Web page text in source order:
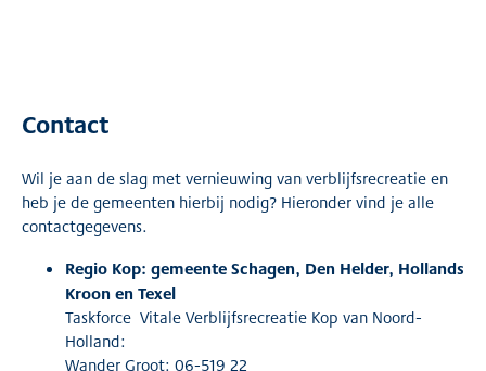
Contact
Wil je aan de slag met vernieuwing van verblijfsrecreatie en
heb je de gemeenten hierbij nodig? Hieronder vind je alle
contactgegevens.
Regio Kop: gemeente Schagen, Den Helder, Hollands
Kroon en Texel
Taskforce Vitale Verblijfsrecreatie Kop van Noord-
Holland:
Wander Groot: 06-519 22